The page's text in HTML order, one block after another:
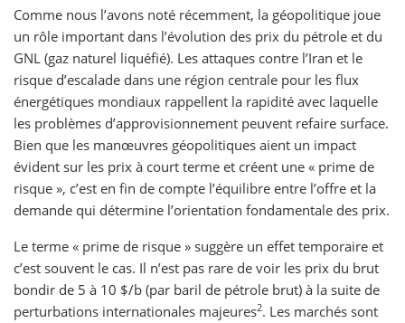
Comme nous l’avons noté récemment, la géopolitique joue
un rôle important dans l’évolution des prix du pétrole et du
GNL (gaz naturel liquéfié). Les attaques contre l’Iran et le
risque d’escalade dans une région centrale pour les flux
énergétiques mondiaux rappellent la rapidité avec laquelle
les problèmes d’approvisionnement peuvent refaire surface.
Bien que les manœuvres géopolitiques aient un impact
évident sur les prix à court terme et créent une « prime de
risque », c’est en fin de compte l’équilibre entre l’offre et la
demande qui détermine l’orientation fondamentale des prix.
Le terme « prime de risque » suggère un effet temporaire et
c’est souvent le cas. Il n’est pas rare de voir les prix du brut
bondir de 5 à 10 $/b (par baril de pétrole brut) à la suite de
perturbations internationales majeures2. Les marchés sont